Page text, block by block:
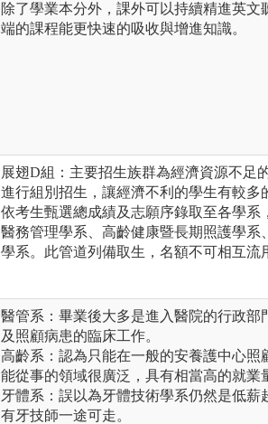
除了學業本分外，課外可以持續精進英文
端的課程能更快速的吸收與增進知識。
展翅D組：主要招生族群為經濟資源不足
進行組別招生，讓經濟不利的學生有較多
依考生甄選總成績及志願序錄取至各學系
醫務管理學系、高齡健康暨長期照護學系
學系。此管道列備取生，名額不可相互流
醫管系：畢業後大多是進入醫院的行政部
及照顧病患的臨床工作。
高齡系：認為只能在一般的安養護中心照
能從事的領域很廣泛，具有相當高的就業
牙體系：誤以為牙體技術學系仍然是低薪
有牙技師一途可走。